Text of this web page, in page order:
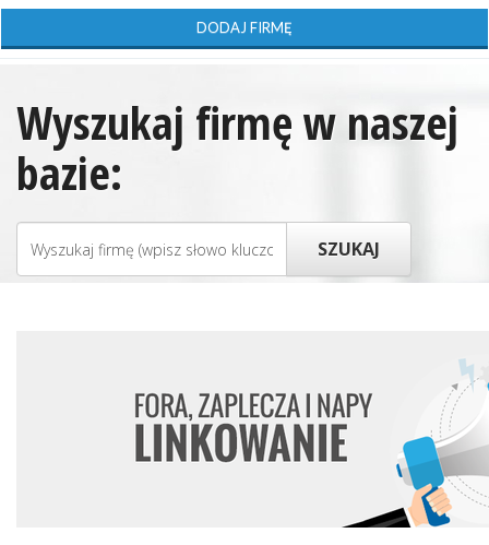
DODAJ FIRMĘ
Wyszukaj firmę w naszej
bazie: